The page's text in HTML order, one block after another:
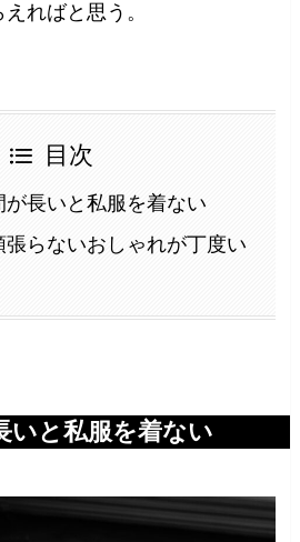
ればと思う。
目次
が長いと私服を着ない
張らないおしゃれが丁度い
いと私服を着ない